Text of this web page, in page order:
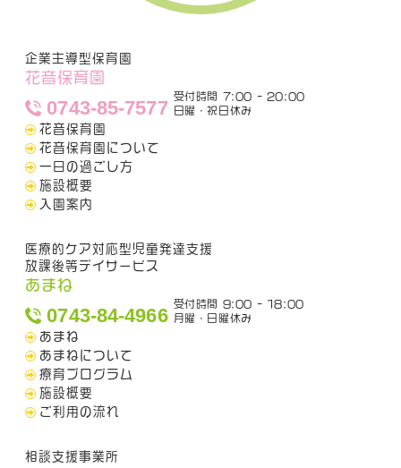
企業主導型保育園
花音保育園
0743-85-7577
受付時間 7:00 - 20:00
日曜・祝日休み
花音保育園
花音保育園について
一日の過ごし方
施設概要
入園案内
医療的ケア対応型児童発達支援
放課後等デイサービス
あまね
0743-84-4966
受付時間 9:00 - 18:00
月曜・日曜休み
あまね
あまねについて
療育プログラム
施設概要
ご利用の流れ
相談支援事業所